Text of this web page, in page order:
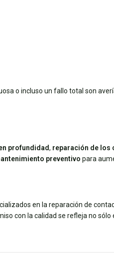
o incluso un fallo total son
profundidad, reparación de los
preventivo para
en la reparación de
con la calidad se refleja no